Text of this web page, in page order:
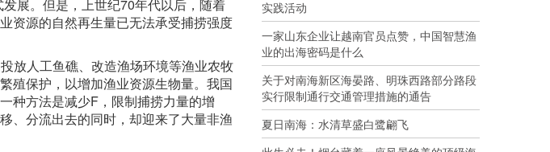
展。但是，上世纪70年代以后，随着
资源的自然再生量已无法承受捕捞强度
放人工鱼礁、改造渔场环境等渔业农牧
殖保护，以增加渔业资源生物量。我国
种方法是减少F，限制捕捞力量的增
、分流出去的同时，却迎来了大量非渔
实践活动
一家山东企业让越南官员点赞，中国智慧渔
业的出海密码是什么
关于对南海新区海晏路、明珠西路部分路段
实行限制通行交通管理措施的通告
夏日南海：水清草盛白鹭翩飞